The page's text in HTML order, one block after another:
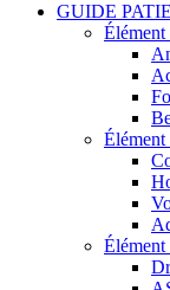
GUIDE
Élément
Élément
Élément